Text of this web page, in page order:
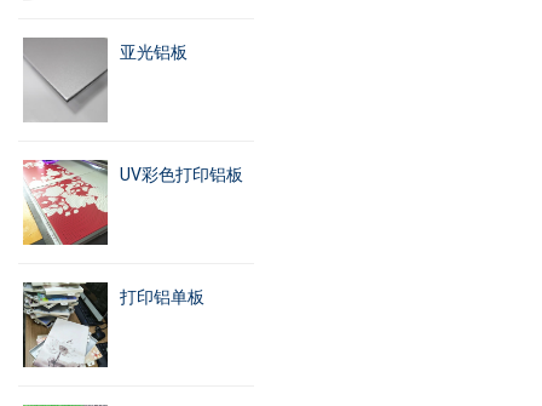
亚光铝板
UV彩色打印铝板
打印铝单板